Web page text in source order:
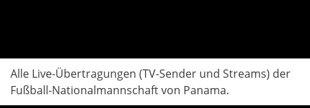
Alle Live-Übertragungen (TV-Sender und Streams) der
Fußball-Nationalmannschaft von Panama.